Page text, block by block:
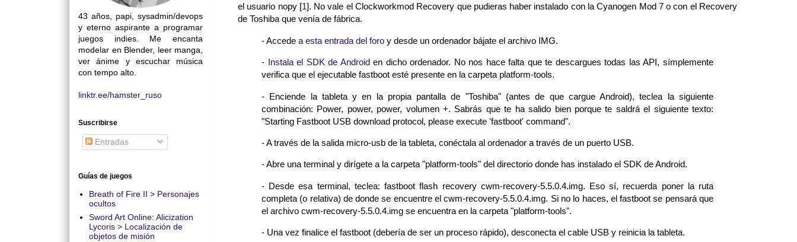
el usuario nopy [1]. No vale el Clockworkmod Recovery que pudieras haber instalado con la Cyanogen Mod 7 o con el Recovery
de Toshiba que venía de fábrica.
- Accede a esta entrada del foro y desde un ordenador bájate el archivo IMG.
- Instala el SDK de Androiden dicho ordenador. No nos hace falta que te descargues todas las API, símplemente
verifica que el ejecutable fastboot esté presente en la carpeta platform-tools.
- Enciende la tableta y en la propia pantalla de "Toshiba" (antes de que cargue Android), teclea la siguiente
combinación: Power, power, power, volumen +. Sabrás que te ha salido bien porque te saldrá el siguiente texto:
"Starting Fastboot USB download protocol, please execute 'fastboot' command".
- A través de la salida micro-usb de la tableta, conéctala al ordenador a través de un puerto USB.
- Abre una terminal y dirígete a la carpeta "platform-tools" del directorio donde has instalado el SDK de Android.
- Desde esa terminal, teclea: fastboot flash recovery cwm-recovery-5.5.0.4.img. Eso sí, recuerda poner la ruta
completa (o relativa) de donde se encuentre el cwm-recovery-5.5.0.4.img. Si no lo haces, el fastboot se pensará que
el archivo cwm-recovery-5.5.0.4.img se encuentra en la carpeta "platform-tools".
- Una vez finalice el fastboot (debería de ser un proceso rápido), desconecta el cable USB y reinicia la tableta.
43 años, papi, sysadmin/devops
y eterno aspirante a programar
juegos indies. Me encanta
modelar en Blender, leer manga,
ver ánime y escuchar música
con tempo alto.
linktr.ee/hamster_ruso
Suscribirse
Entradas
Guías de juegos
Breath of Fire II > Personajes
ocultos
Sword Art Online: Alicization
Lycoris > Localización de
objetos de misión